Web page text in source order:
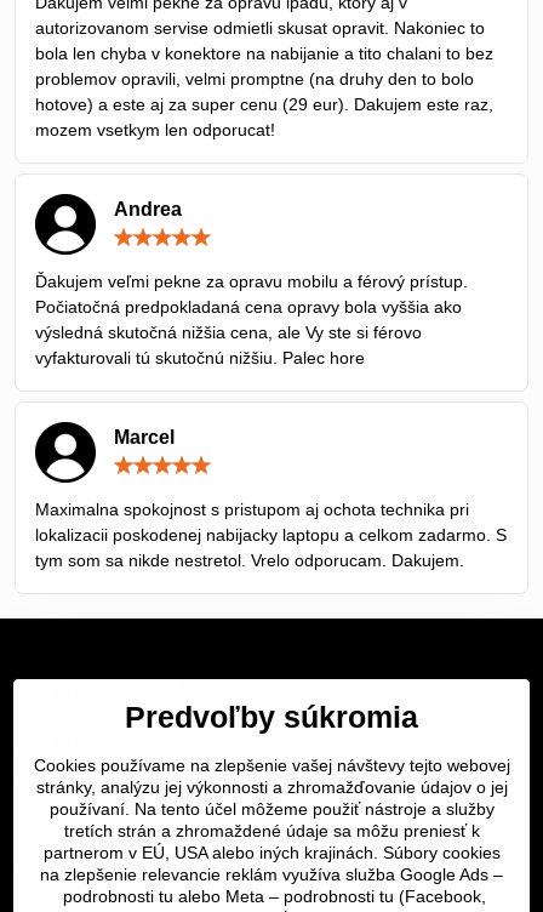
5
autorizovanom servise odmietli skusat opravit. Nakoniec to
bola len chyba v konektore na nabijanie a tito chalani to bez
problemov opravili, velmi promptne (na druhy den to bolo
hotove) a este aj za super cenu (29 eur). Dakujem este raz,
mozem vsetkym len odporucat!
Andrea
5
Ďakujem veľmi pekne za opravu mobilu a férový prístup.
Počiatočná predpokladaná cena opravy bola vyššia ako
výsledná skutočná nižšia cena, ale Vy ste si férovo
vyfakturovali tú skutočnú nižšiu. Palec hore
Marcel
5
Maximalna spokojnost s pristupom aj ochota technika pri
lokalizacii poskodenej nabijacky laptopu a celkom zadarmo. S
tym som sa nikde nestretol. Vrelo odporucam. Dakujem.
Servis Bratislava
Servis Košice
Dôležité odkazy
Predvoľby súkromia
Cookies používame na zlepšenie vašej návštevy tejto webovej
stránky, analýzu jej výkonnosti a zhromažďovanie údajov o jej
používaní. Na tento účel môžeme použiť nástroje a služby
tretích strán a zhromaždené údaje sa môžu preniesť k
partnerom v EÚ, USA alebo iných krajinách. Súbory cookies
na zlepšenie relevancie reklám využíva služba Google Ads –
podrobnosti tu alebo Meta – podrobnosti tu (Facebook,